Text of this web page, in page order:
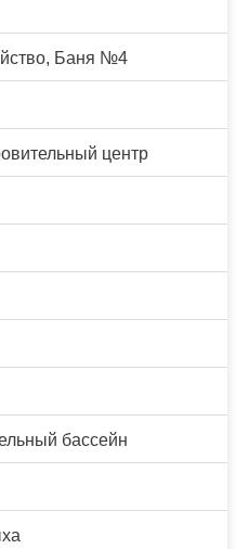
Баня №4
центр
бассейн